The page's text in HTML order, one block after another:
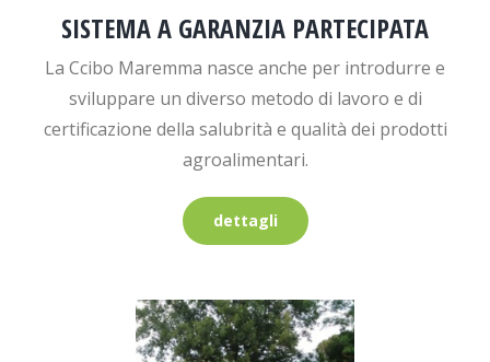
SISTEMA A GARANZIA PARTECIPATA
La Ccibo Maremma nasce anche per introdurre e
sviluppare un diverso metodo di lavoro e di
certificazione della salubrità e qualità dei prodotti
agroalimentari.
dettagli